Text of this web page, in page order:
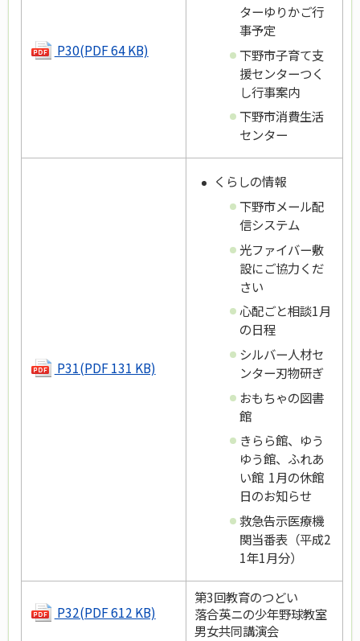
P30(PDF 64 KB)
ターゆりかご行
事予定
下野市子育て支
援センターつく
し行事案内
下野市消費生活
センター
P31(PDF 131 KB)
くらしの情報
下野市メール配
信システム
光ファイバー敷
設にご協力くだ
さい
心配ごと相談1月
の日程
シルバー人材セ
ンター刃物研ぎ
おもちゃの図書
館
きらら館、ゆう
ゆう館、ふれあ
い館 1月の休館
日のお知らせ
救急告示医療機
関当番表（平成2
1年1月分）
P32(PDF 612 KB)
第3回教育のつどい
落合英ニの少年野球教室
男女共同講演会